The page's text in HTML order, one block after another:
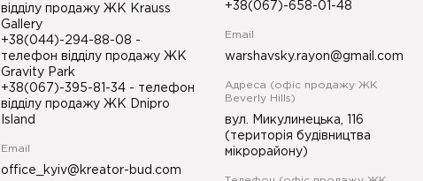
відділу продажу ЖК Krauss
Gallery
+38(044)-294-88-08 -
телефон відділу продажу ЖК
Gravity Park
+38(067)-395-81-34 - телефон
відділу продажу ЖК Dnipro
Island
Email
office_kyiv@kreator-bud.com
+38(067)-658-01-48
Email
warshavsky.rayon@gmail.com
Адреса (офіс продажу ЖК
Beverly Hills)
вул. Микулинецька, 116
(територія будівництва
мікрорайону)